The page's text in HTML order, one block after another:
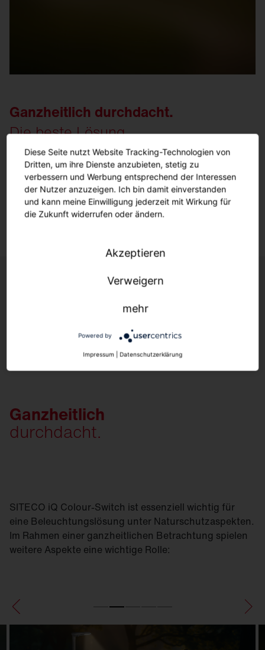
Ganzheitlich durchdacht.
Die beste Lösung
für Ihr Projekt.
Mehrerfahren
Kontaktieren Sie uns!
Ganzheitlich
durchdacht.
SITECO iQ Colour-Switch ist essenziell wichtig für
eine Beleuchtungslösung unter Naturschutzaspekten.
Im Rahmen einer ganzheitlichen Betrachtung spielen
weitere Aspekte eine wichtige Rolle:
Diese Seite nutzt Website Tracking-Technologien von
Dritten, um ihre Dienste anzubieten, stetig zu
verbessern und Werbung entsprechend der Interessen
der Nutzer anzuzeigen. Ich bin damit einverstanden
und kann meine Einwilligung jederzeit mit Wirkung für
die Zukunft widerrufen oder ändern.
Akzeptieren
Verweigern
mehr
Powered by
Impressum Datenschutzerklärung